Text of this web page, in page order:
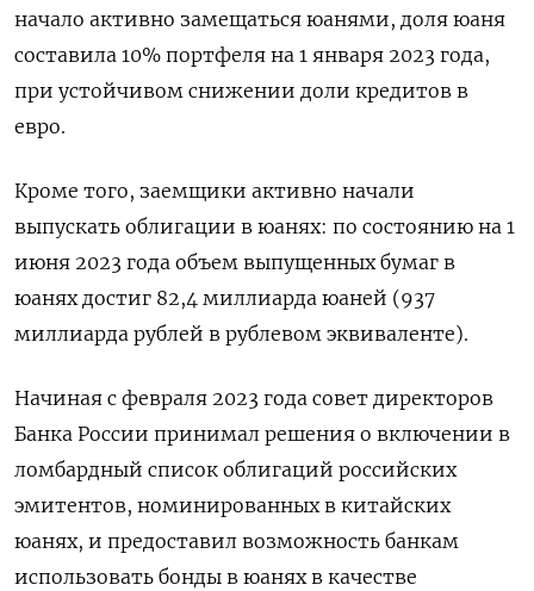
начало активно замещаться юанями, доля юаня
составила 10% портфеля на 1 января 2023 года,
при устойчивом снижении доли кредитов в
евро.
Кроме того, заемщики активно начали
выпускать облигации в юанях: по состоянию на 1
июня 2023 года объем выпущенных бумаг в
юанях достиг 82,4 миллиарда юаней (937
миллиарда рублей в рублевом эквиваленте).
Начиная с февраля 2023 года совет директоров
Банка России принимал решения о включении в
ломбардный список облигаций российских
эмитентов, номинированных в китайских
юанях, и предоставил возможность банкам
использовать бонды в юанях в качестве